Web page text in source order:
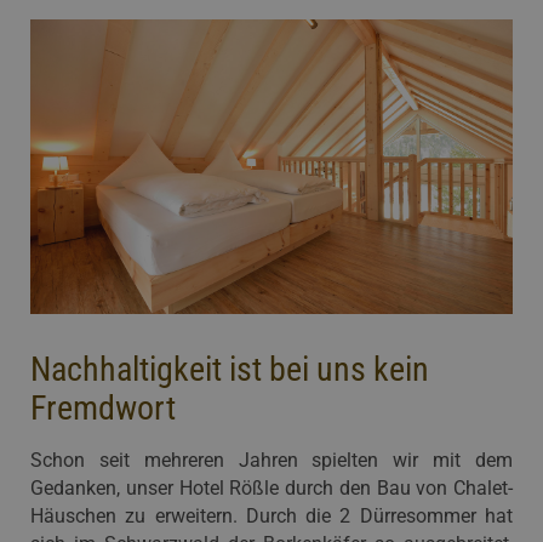
Nachhaltigkeit ist bei uns kein
Fremdwort
Schon seit mehreren Jahren spielten wir mit dem
Gedanken, unser Hotel Rößle durch den Bau von Chalet-
Häuschen zu erweitern. Durch die 2 Dürresommer hat